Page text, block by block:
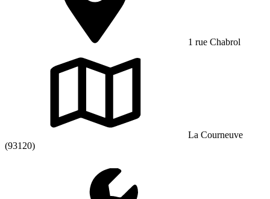
1 rue Chabrol
La Courneuve
(93120)